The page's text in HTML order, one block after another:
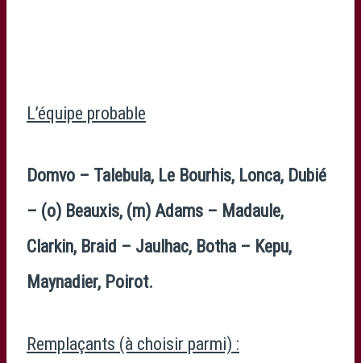
L’équipe probable
Domvo – Talebula, Le Bourhis, Lonca, Dubié
– (o) Beauxis, (m) Adams – Madaule,
Clarkin, Braid – Jaulhac, Botha – Kepu,
Maynadier, Poirot.
Remplaçants (à choisir parmi) :